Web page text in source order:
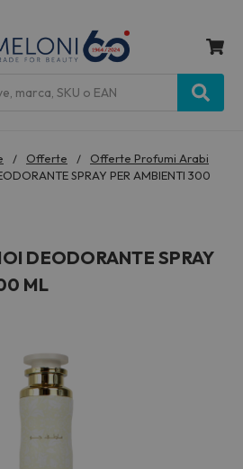
Offerte
Offerte Profumi Arabi
SPRAY PER AMBIENTI 300
DEODORANTE SPRAY
ML